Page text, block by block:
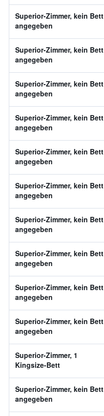
Superior-Zimmer, kein Bett
angegeben
Superior-Zimmer, kein Bett
angegeben
Superior-Zimmer, kein Bett
angegeben
Superior-Zimmer, kein Bett
angegeben
Superior-Zimmer, kein Bett
angegeben
Superior-Zimmer, kein Bett
angegeben
Superior-Zimmer, kein Bett
angegeben
Superior-Zimmer, kein Bett
angegeben
Superior-Zimmer, kein Bett
angegeben
Superior-Zimmer, kein Bett
angegeben
Superior-Zimmer, 1
Kingsize-Bett
Superior-Zimmer, kein Bett
angegeben